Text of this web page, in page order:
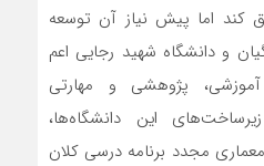
کند اما پیش نیاز آن توسعه
و دانشگاه شهید رجایی اعم
آموزشی، پژوهشی و مهارتی
این دانشگاه‌ها،
مجدد برنامه درسی کلان